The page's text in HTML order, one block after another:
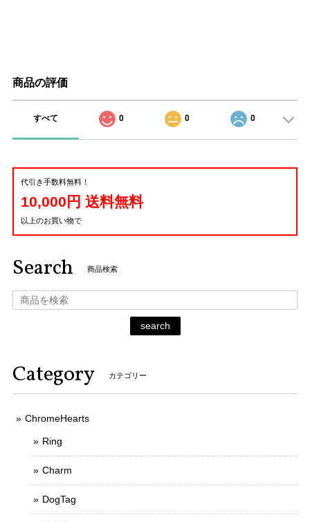
商品の評価
すべて 0 0 0
代引き手数料無料！
10,000円 送料無料
以上のお買い物で
Search 商品検索
search
Category カテゴリー
ChromeHearts
Ring
Charm
DogTag